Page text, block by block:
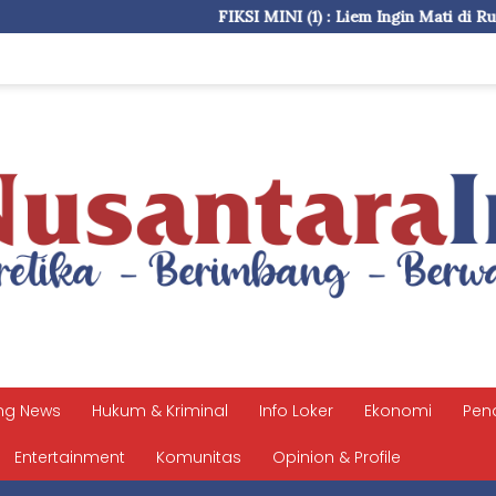
FIKSI MINI (1) : Liem Ingin Mati di Rusia
News Hukum & Kriminal Info Loker Ekonomi
Entertainment Komunitas Opinion & Profile